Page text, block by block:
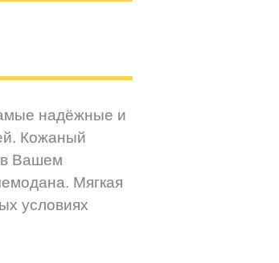
надёжные и
Кожаный
в Вашем
Мягкая
условиях